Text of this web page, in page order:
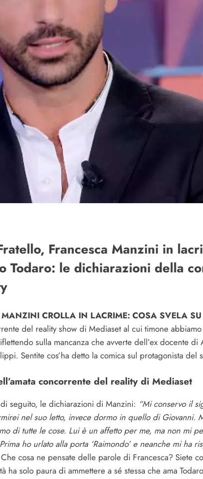
Francesca Manzini in
Todaro: le dichiarazioni della
CROLLA IN LACRIME: COSA SVELA
del reality show di Mediaset al cui timone
sulla mancanza che avverte dell’ex docente
Sentite cos’ha detto la comica sul protagonista del
concorrente del reality di Mediaset
seguito, le dichiarazioni di Manzini: “Mi conservo il
nel suo letto, invece dormo in quello di Giovanni.
di tutte le cose. Lui è un affetto per me, ma non mi
ho urlato alla porta ‘Raimondo’ e neanche mi ha
cosa ne pensate delle parole di Francesca? Siete
ha solo paura di ammettere a sé stessa che ama